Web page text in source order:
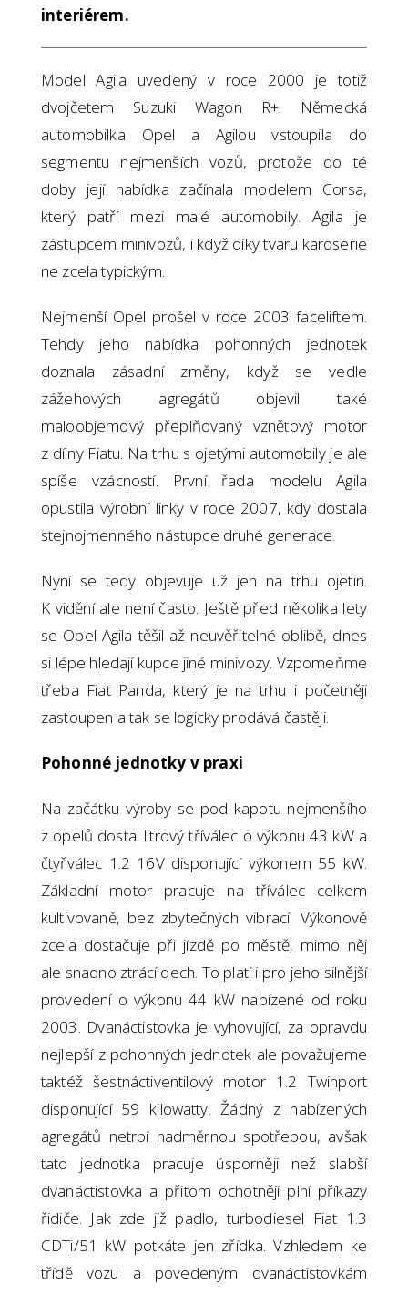
interiérem.
Model Agila uvedený v roce 2000 je totiž
dvojčetem Suzuki Wagon R+. Německá
automobilka Opel a Agilou vstoupila do
segmentu nejmenších vozů, protože do té
doby její nabídka začínala modelem Corsa,
který patří mezi malé automobily. Agila je
zástupcem minivozů, i když díky tvaru karoserie
ne zcela typickým.
Nejmenší Opel prošel v roce 2003 faceliftem.
Tehdy jeho nabídka pohonných jednotek
doznala zásadní změny, když se vedle
zážehových agregátů objevil také
maloobjemový přeplňovaný vznětový motor
z dílny Fiatu. Na trhu s ojetými automobily je ale
spíše vzácností. První řada modelu Agila
opustila výrobní linky v roce 2007, kdy dostala
stejnojmenného nástupce druhé generace.
Nyní se tedy objevuje už jen na trhu ojetin.
K vidění ale není často. Ještě před několika lety
se Opel Agila těšil až neuvěřitelné oblibě, dnes
si lépe hledají kupce jiné minivozy. Vzpomeňme
třeba Fiat Panda, který je na trhu i početněji
zastoupen a tak se logicky prodává častěji.
Pohonné jednotky v praxi
Na začátku výroby se pod kapotu nejmenšího
z opelů dostal litrový tříválec o výkonu 43 kW a
čtyřválec 1.2 16V disponující výkonem 55 kW.
Základní motor pracuje na tříválec celkem
kultivovaně, bez zbytečných vibrací. Výkonově
zcela dostačuje při jízdě po městě, mimo něj
ale snadno ztrácí dech. To platí i pro jeho silnější
provedení o výkonu 44 kW nabízené od roku
2003. Dvanáctistovka je vyhovující, za opravdu
nejlepší z pohonných jednotek ale považujeme
taktéž šestnáctiventilový motor 1.2 Twinport
disponující 59 kilowatty. Žádný z nabízených
agregátů netrpí nadměrnou spotřebou, avšak
tato jednotka pracuje úsporněji než slabší
dvanáctistovka a přitom ochotněji plní příkazy
řidiče. Jak zde již padlo, turbodiesel Fiat 1.3
CDTi/51 kW potkáte jen zřídka. Vzhledem ke
třídě vozu a povedeným dvanáctistovkám